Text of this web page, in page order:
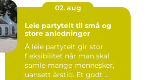
02. aug
Leie partytelt til små og
store anledninger
Å leie partytelt gir stor
fleksibilitet når man skal
samle mange mennesker,
uansett årstid. Et godt ...